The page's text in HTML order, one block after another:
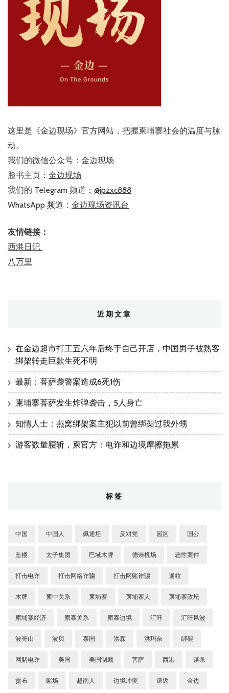
这里是《金边现场》官方网站，把握柬埔寨社会的温度与脉
动。
我们的微信公众号：金边现场
脸书主页： 金边现场
我们的 Telegram 频道： @jpzxc888
WhatsApp 频道： 金边现场资讯台
友情链接：
西港日记
八万里
近期文章
在金边超市打工五六年后终于自己开店，中国男子被熟客
绑架转走巨款生死不明
最新：菩萨袭警案造成6死1伤
柬埔寨菩萨发生炸弹袭击，5人身亡
知情人士：燕窝绑架案主犯以前曾绑架过我外甥
游客数量腰斩，柬官方：电诈和边境摩擦拖累
标签
中国 中国人 佩通坦 反对党 园区 国公
坠楼 太子集团 巴域木牌 德崇机场 恶性案件
打击电诈 打击网络诈骗 打击网赌诈骗 暹粒
木牌 柬中关系 柬埔寨 柬埔寨人 柬埔寨政坛
柬埔寨经济 柬泰关系 柬泰边境 汇旺 汇旺风波
波哥山 波贝 泰国 洪森 洪玛奈 绑架
网赌电诈 美国 美国制裁 菩萨 西港 谋杀
贡布 赌场 越南人 边境冲突 遣返 金边